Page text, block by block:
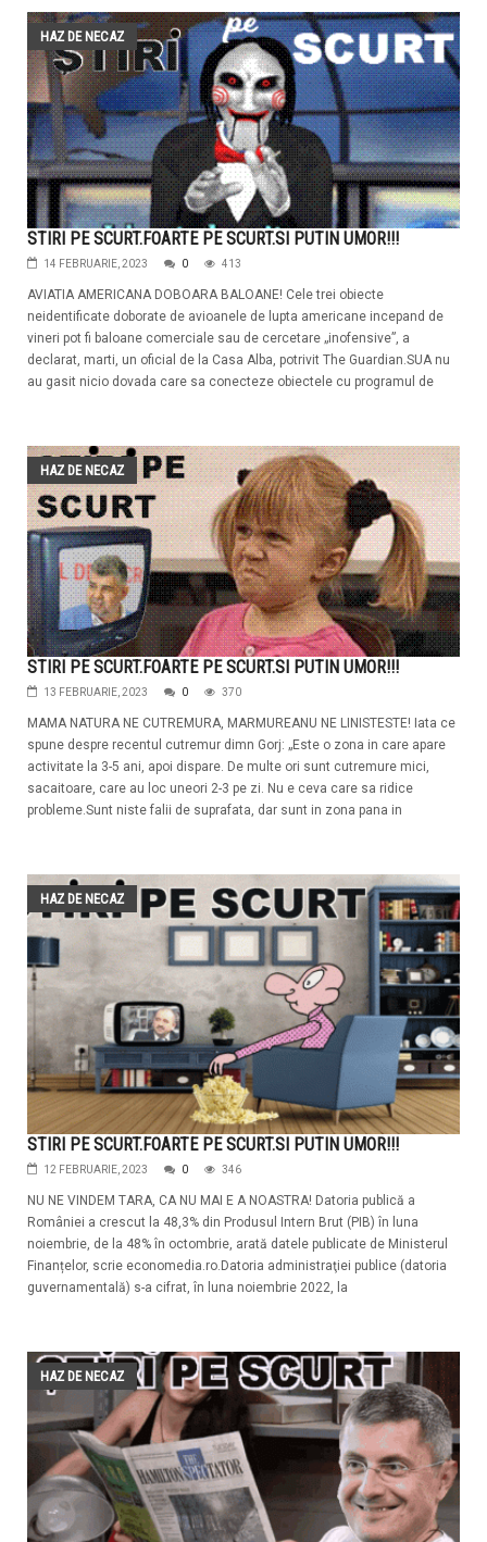
HAZ DE NECAZ
STIRI PE SCURT.FOARTE PE SCURT.SI PUTIN UMOR!!!
14 FEBRUARIE, 2023 0 413
AVIATIA AMERICANA DOBOARA BALOANE! Cele trei obiecte
neidentificate doborate de avioanele de lupta americane incepand de
vineri pot fi baloane comerciale sau de cercetare „inofensive”, a
declarat, marti, un oficial de la Casa Alba, potrivit The Guardian.SUA nu
au gasit nicio dovada care sa conecteze obiectele cu programul de
HAZ DE NECAZ
STIRI PE SCURT.FOARTE PE SCURT.SI PUTIN UMOR!!!
13 FEBRUARIE, 2023 0 370
MAMA NATURA NE CUTREMURA, MARMUREANU NE LINISTESTE! Iata ce
spune despre recentul cutremur dimn Gorj: „Este o zona in care apare
activitate la 3-5 ani, apoi dispare. De multe ori sunt cutremure mici,
sacaitoare, care au loc uneori 2-3 pe zi. Nu e ceva care sa ridice
probleme.Sunt niste falii de suprafata, dar sunt in zona pana in
HAZ DE NECAZ
STIRI PE SCURT.FOARTE PE SCURT.SI PUTIN UMOR!!!
12 FEBRUARIE, 2023 0 346
NU NE VINDEM TARA, CA NU MAI E A NOASTRA! Datoria publică a
României a crescut la 48,3% din Produsul Intern Brut (PIB) în luna
noiembrie, de la 48% în octombrie, arată datele publicate de Ministerul
Finanțelor, scrie economedia.ro.Datoria administraţiei publice (datoria
guvernamentală) s-a cifrat, în luna noiembrie 2022, la
HAZ DE NECAZ